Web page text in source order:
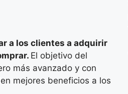
a los clientes a adquirir
El objetivo del
más avanzado y con
mejores beneficios a los